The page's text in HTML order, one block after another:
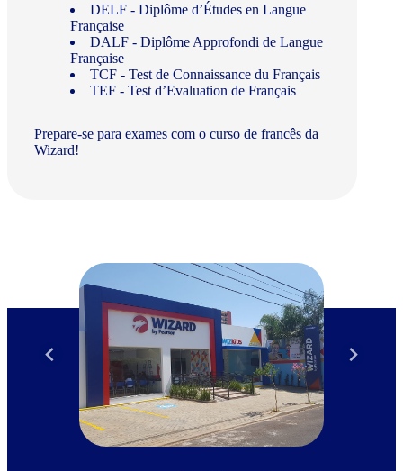
DELF - Diplôme d’Études en Langue
Française
DALF - Diplôme Approfondi de Langue
Française
TCF - Test de Connaissance du Français
TEF - Test d’Evaluation de Français
Prepare-se para exames com o curso de francês da
Wizard!